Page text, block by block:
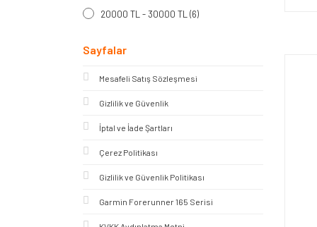
20000 TL - 30000 TL (6)
50000 TL - 100000 TL (6)
100000 TL ve üzeri (1)
Sayfalar
Mesafeli Satış Sözleşmesi
Gizlilik ve Güvenlik
İptal ve İade Şartları
Çerez Politikası
Gizlilik ve Güvenlik Politikası
Garmin Forerunner 165 Serisi